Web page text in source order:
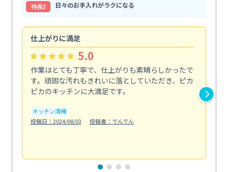
特⻑3
日々のお手入れがラクになる
仕上がりに満足
5.0
作業はとても丁寧で、仕上がりも素晴らしかったで
す。頑固な汚れもきれいに落としていただき、ピカ
ピカのキッチンに大満足です。
キッチン清掃
投稿日：2024/08/03
投稿者：でんでん